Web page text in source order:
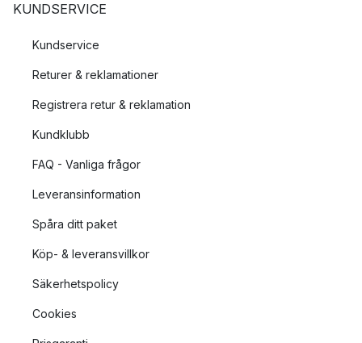
KUNDSERVICE
Kundservice
Returer & reklamationer
Registrera retur & reklamation
Kundklubb
FAQ - Vanliga frågor
Leveransinformation
Spåra ditt paket
Köp- & leveransvillkor
Säkerhetspolicy
Cookies